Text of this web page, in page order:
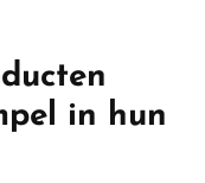
in hun